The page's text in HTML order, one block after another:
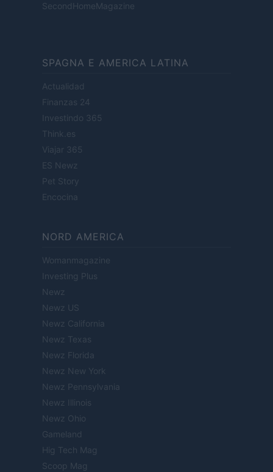
SecondHomeMagazine
SPAGNA E AMERICA LATINA
Actualidad
Finanzas 24
Investindo 365
Think.es
Viajar 365
ES Newz
Pet Story
Encocina
NORD AMERICA
Womanmagazine
Investing Plus
Newz
Newz US
Newz California
Newz Texas
Newz Florida
Newz New York
Newz Pennsylvania
Newz Illinois
Newz Ohio
Gameland
Hig Tech Mag
Scoop Mag